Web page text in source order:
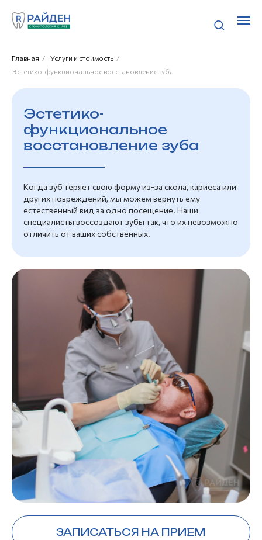
Главная / Услуги и стоимость /
Эстетико-функциональное восстановление зуба
Эстетико-
функциональное
восстановление зуба
Когда зуб теряет свою форму из-за скола, кариеса или
других повреждений, мы можем вернуть ему
естественный вид за одно посещение. Наши
специалисты воссоздают зубы так, что их невозможно
отличить от ваших собственных.
ЗАПИСАТЬСЯ НА ПРИЕМ